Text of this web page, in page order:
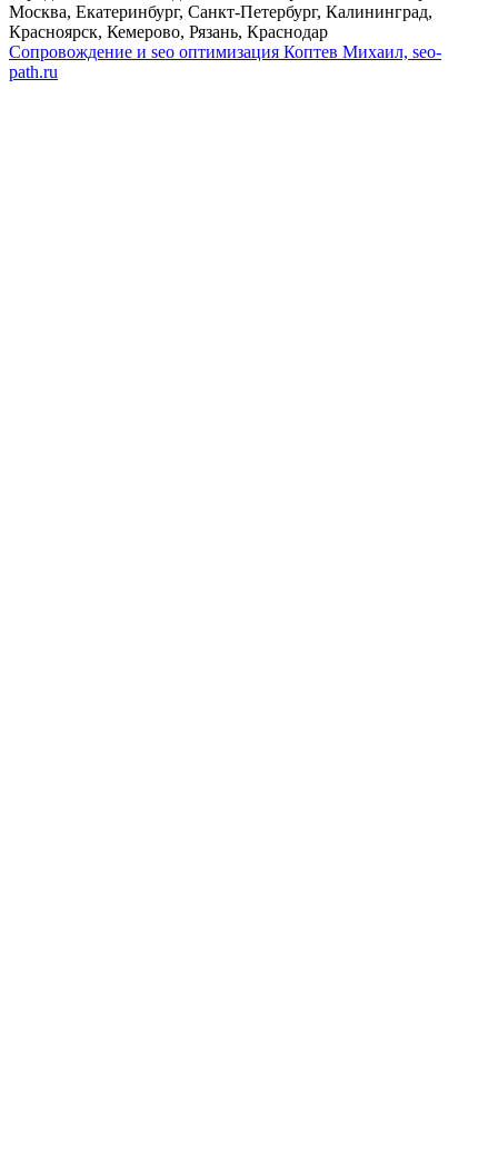
Москва, Екатеринбург, Санкт-Петербург, Калининград,
Красноярск, Кемерово, Рязань, Краснодар
Сопровождение и seo оптимизация Коптев Михаил, seo-
path.ru